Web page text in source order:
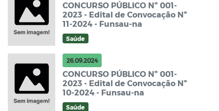
CONCURSO PÚBLICO Nº 001-
2023 - Edital de Convocação Nº
11-2024 - Funsau-na
Saúde
26.09.2024
CONCURSO PÚBLICO Nº 001-
2023 - Edital de Convocação Nº
10-2024 - Funsau-na
Saúde